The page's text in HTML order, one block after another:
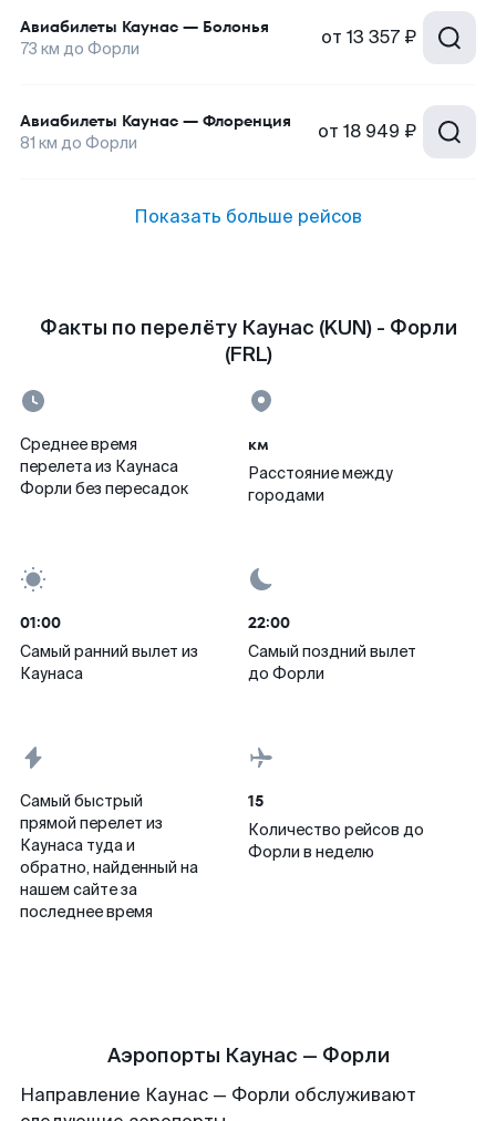
Авиабилеты Каунас — Болонья
73 км до Форли от 13 357 ₽
Авиабилеты Каунас — Флоренция
81 км до Форли от 18 949 ₽
Показать больше рейсов
Факты по перелёту Каунас (KUN) - Форли
(FRL)
Среднее время
перелета из Каунаса
Форли без пересадок
км
Расстояние между
городами
01:00
Самый ранний вылет из
Каунаса
22:00
Самый поздний вылет
до Форли
Самый быстрый
прямой перелет из
Каунаса туда и
обратно, найденный на
нашем сайте за
последнее время
15
Количество рейсов до
Форли в неделю
Аэропорты Каунас — Форли
Направление Каунас — Форли обслуживают